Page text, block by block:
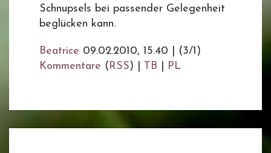
Schnupsels bei passender Gelegenheit
beglücken kann.
Beatrice 09.02.2010, 15.40
(3/1)
Kommentare ( RSS) | TB PL